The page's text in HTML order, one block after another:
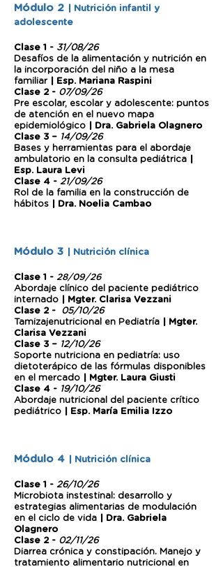
Módulo 2
| Nutrición infantil y
adolescente
Clase 1 - 31/08/26
Desafíos de la alimentación y nutrición en
la incorporación del niño a la mesa
familiar
| Esp. Mariana Raspini
Clase 2 - 07/09/26
Pre escolar, escolar y adolescente: puntos
de atención en el nuevo mapa
epidemiológico
| Dra. Gabriela Olagnero
Clase 3 – 14/09/26
Bases y herramientas para el abordaje
ambulatorio en la consulta pediátrica
Esp. Laura Levi
Clase 4 - 21/09/26
Rol de la familia en la construcción de
hábitos
| Dra. Noelia Cambao
Módulo 3 | Nutrición clínica
Clase 1 - 28/09/26
Abordaje clínico del paciente pediátrico
internado
| Mgter. Clarisa Vezzani
Clase 2 -
05/10/26
Tamizajenutricional en Pediatría
| Mgter.
Clarisa Vezzani
Clase 3 – 12/10/26
Soporte nutriciona en pediatría: uso
dietoterápico de las fórmulas disponibles
en el mercado
| Mgter. Laura Giusti
Clase 4 - 19/10/26
Abordaje nutricional del paciente crítico
pediátrico
| Esp. María Emilia Izzo
Módulo 4 | Nutrición clínica
Clase 1 - 26/10/26
Microbiota instestinal: desarrollo y
estrategias alimentarias de modulación
en el ciclo de vida
| Dra. Gabriela
Olagnero
Clase 2 - 02/11/26
Diarrea crónica y constipación. Manejo y
tratamiento alimentario nutricional en